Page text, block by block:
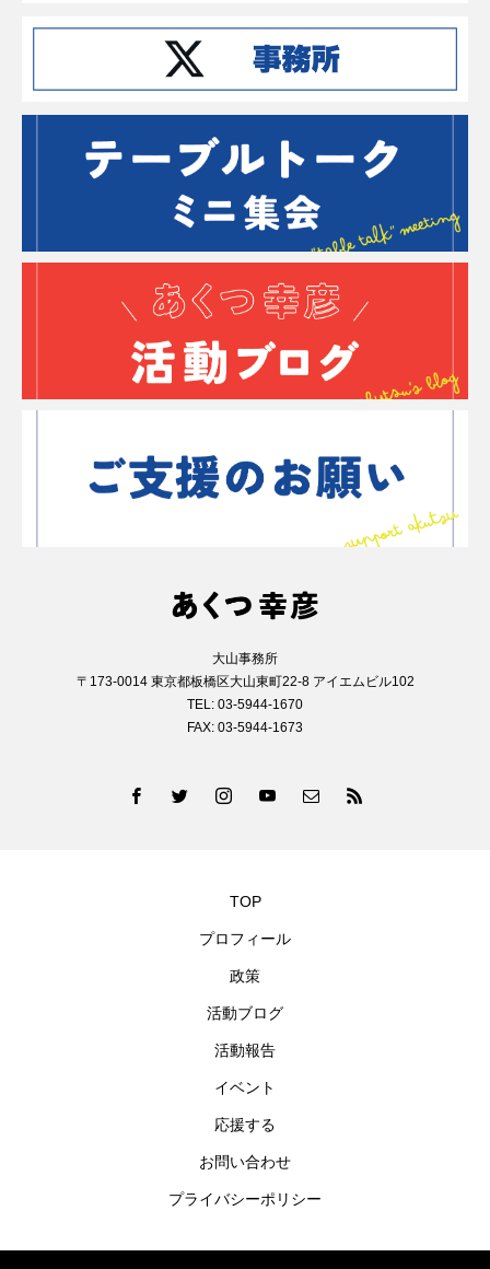
大山事務所
〒173-0014 東京都板橋区大山東町22-8 アイエムビル102
TEL: 03-5944-1670
FAX: 03-5944-1673
TOP
プロフィール
政策
活動ブログ
活動報告
イベント
応援する
お問い合わせ
プライバシーポリシー